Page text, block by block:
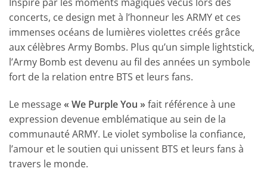
Inspiré par les moments magiques vécus lors des
concerts, ce design met à l’honneur les ARMY et ces
immenses océans de lumières violettes créés grâce
aux célèbres Army Bombs. Plus qu’un simple lightstick,
l’Army Bomb est devenu au fil des années un symbole
fort de la relation entre BTS et leurs fans.
Le message« We Purple You »fait référence à une
expression devenue emblématique au sein de la
communauté ARMY. Le violet symbolise la confiance,
l’amour et le soutien qui unissent BTS et leurs fans à
travers le monde.